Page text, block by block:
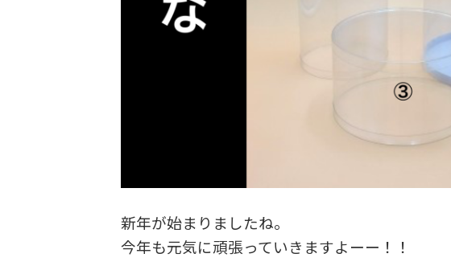
新年が始まりましたね。
今年も元気に頑張っていきますよーー！！